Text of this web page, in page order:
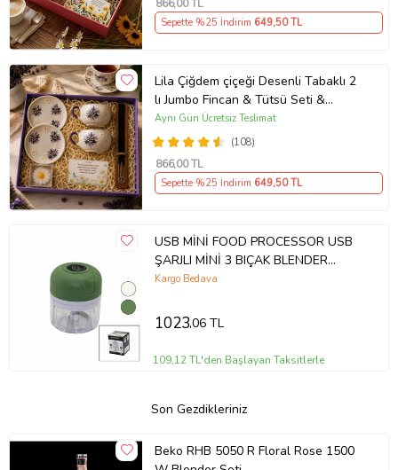
866,00 TL
Sepette %25 İndirim 649,50 TL
Lila Çiğdem çiçeği Desenli Tabaklı 2
lı Jumbo Fincan & Tütsü Seti &
Papatya Mum &
(108)
Aynı Gün Ücretsiz Teslimat
866,00 TL
Sepette %25 İndirim 649,50 TL
USB MİNİ FOOD PROCESSOR USB
ŞARJLI MİNİ 3 BIÇAK BLENDER
RONDO DOĞRAYICI 250ML - 45W
Kargo Bedava
1023,06 TL
109,12 TL'den Başlayan Taksitlerle
Son Gezdikleriniz
Beko RHB 5050 R Floral Rose 1500